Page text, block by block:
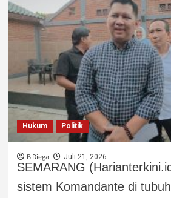
Hukum Politik
B Diega Juli 21, 2026
SEMARANG
sistem Komandante di